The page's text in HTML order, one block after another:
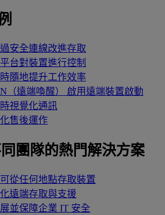
安全連線改進存取
台對裝置進行控制
隨地提升工作效率
（遠端喚醒）
啟用遠端裝置啟動
視覺化通訊
售後運作
團隊的熱門解決方案
從任何地點存取裝置
遠端存取與支援
並保障企業 IT 安全